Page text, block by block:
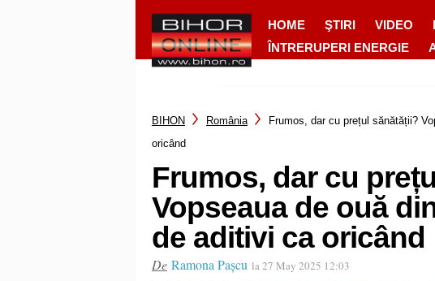
HOME ŞTIRI VIDEO
ÎNTRERUPERI ENERGIE
BIHON România
Frumos, dar cu prețul sănătății?
oricând
Frumos, dar cu
Vopseaua de ouă
de aditivi ca oricând
De Ramona Pașcu la 27 May 2025 12:03